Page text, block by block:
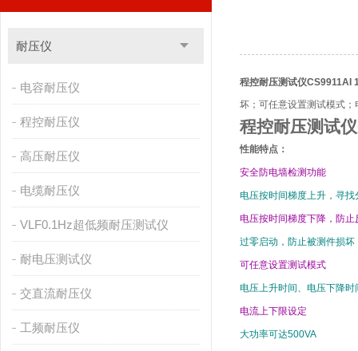
耐压仪
电容耐压仪
程控耐压仪
高压耐压仪
电缆耐压仪
VLF0.1Hz超低频耐压测试仪
耐电压测试仪
交直流耐压仪
工频耐压仪
程控耐压测试仪CS9911AI
坏；可任意设置测试模式
程控耐压测试
性能特点：
安全防电墙检测功能
电压按时间梯度上升，寻找
电压按时间梯度下降，防止
过零启动，防止被测件损坏
可任意设置测试模式
电压上升时间、电压下降
电流上下限设定
大功率可达500VA